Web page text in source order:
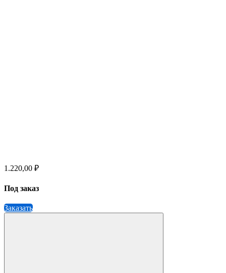
1.220,00 ₽
Под заказ
Заказать